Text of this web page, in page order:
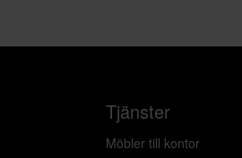
Tjänster
Möbler till kontor